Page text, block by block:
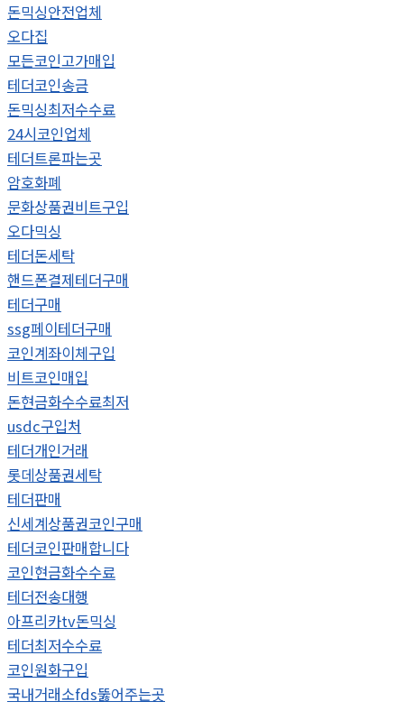
돈믹싱안전업체
오다집
모든코인고가매입
테더코인송금
돈믹싱최저수수료
24시코인업체
테더트론파는곳
암호화폐
문화상품권비트구입
오다믹싱
테더돈세탁
핸드폰결제테더구매
테더구매
ssg페이테더구매
코인계좌이체구입
비트코인매입
돈현금화수수료최저
usdc구입처
테더개인거래
롯데상품권세탁
테더판매
신세계상품권코인구매
테더코인판매합니다
코인현금화수수료
테더전송대행
아프리카tv돈믹싱
테더최저수수료
코인원화구입
국내거래소fds뚫어주는곳